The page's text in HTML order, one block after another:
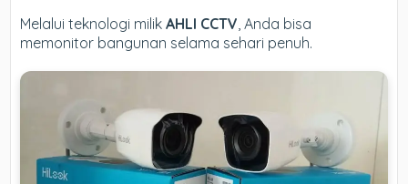
Melalui teknologi milikAHLI CCTV, Anda bisa
memonitor bangunan selama sehari penuh.